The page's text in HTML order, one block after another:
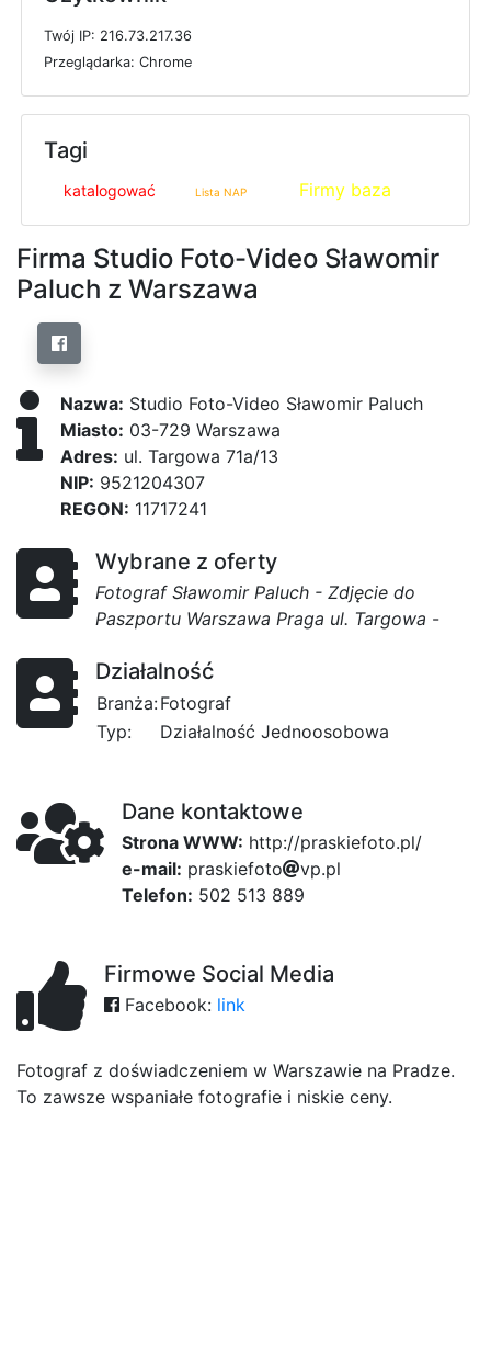
Twój IP: 216.73.217.36
Przeglądarka: Chrome
Tagi
katalogować Lista NAP Firmy baza
Firma Studio Foto-Video Sławomir
Paluch z Warszawa
Nazwa: Studio Foto-Video Sławomir Paluch
Miasto: 03-729 Warszawa
Adres: ul. Targowa 71a/13
NIP: 9521204307
REGON: 11717241
Wybrane z oferty
Fotograf Sławomir Paluch - Zdjęcie do
Paszportu Warszawa Praga ul. Targowa -
Działalność
Branża:Fotograf
Typ:
Działalność Jednoosobowa
Dane kontaktowe
Strona WWW: http://praskiefoto.pl/
e-mail: f9
pr9
af1
skiefo8
to vp.pl
Telefon: 502 513 889
Firmowe Social Media
Facebook: link
Fotograf z doświadczeniem w Warszawie na Pradze.
To zawsze wspaniałe fotografie i niskie ceny.